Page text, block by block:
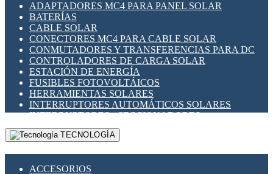
ADAPTADORES MC4 PARA PANEL SOLAR
BATERÍAS
CABLE SOLAR
CONECTORES MC4 PARA CABLE SOLAR
CONMUTADORES Y TRANSFERENCIAS PARA DC
CONTROLADORES DE CARGA SOLAR
ESTACIÓN DE ENERGÍA
FUSIBLES FOTOVOLTÁICOS
HERRAMIENTAS SOLARES
INTERRUPTORES AUTOMÁTICOS SOLARES
INTERRUPTORES - SECCIONADORES
FOTOVOLTÁICOS
MONTAJE PANEL SOLAR
SUPRESOR DE TRANSIENTES SPDS PARA
TECNOLOGÍA
ACCESORIOS